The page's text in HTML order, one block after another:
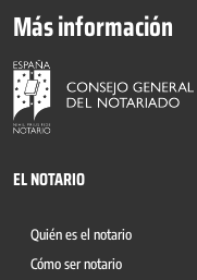
Más información
EL NOTARIO
Quién es el notario
Cómo ser notario